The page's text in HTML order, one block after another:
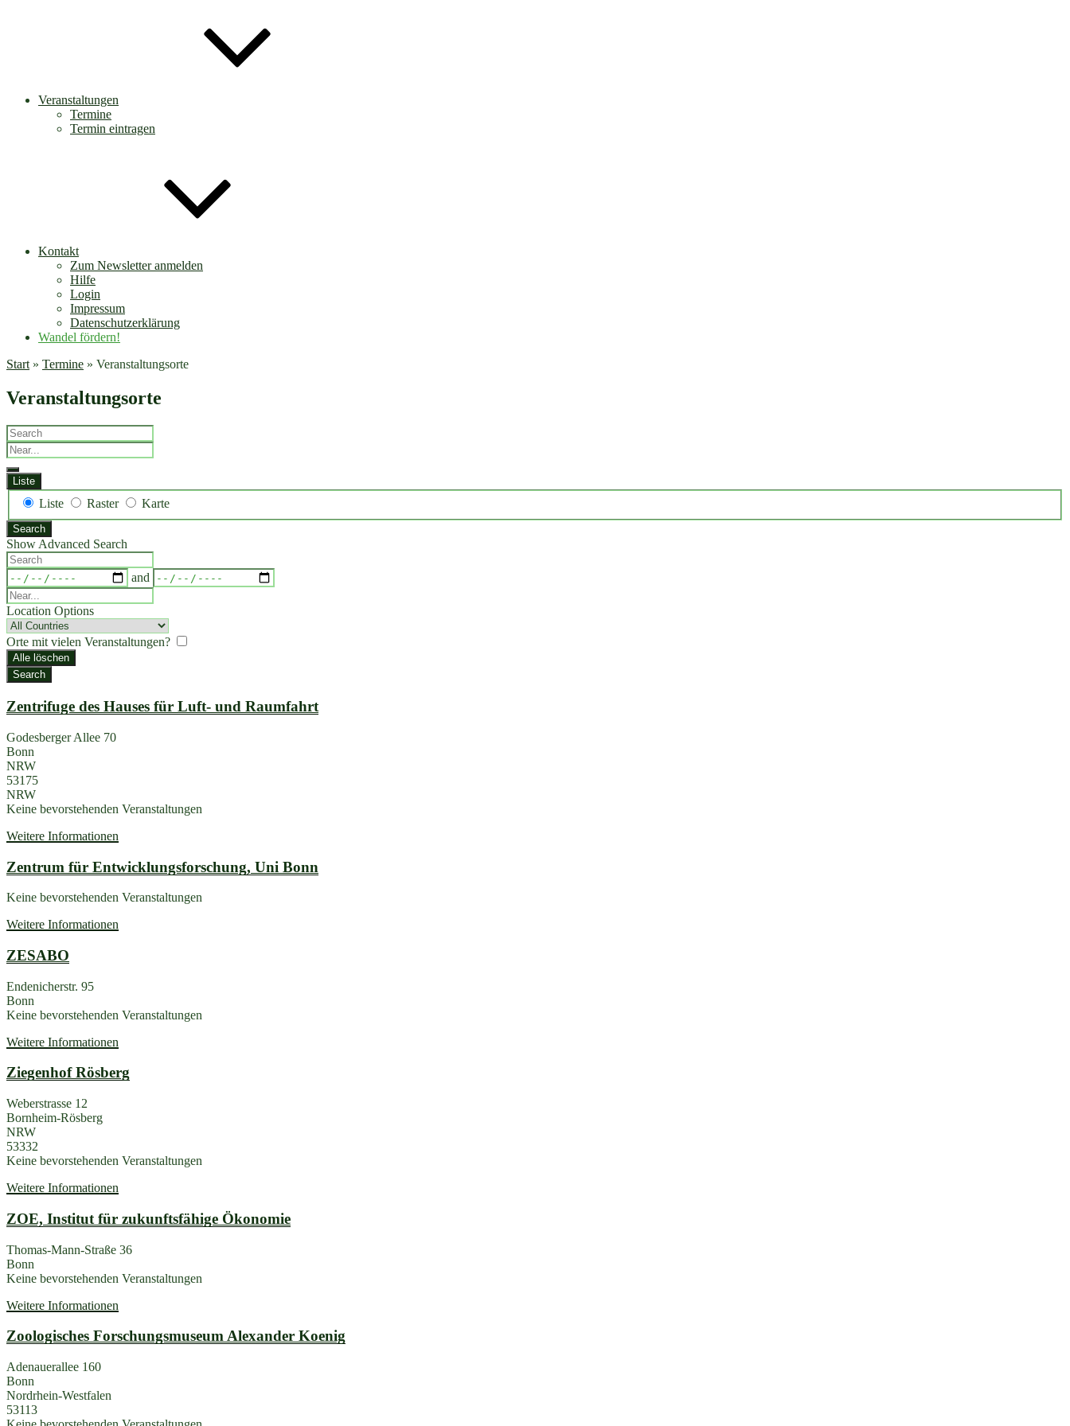
Veranstaltungen
Termine
Termin eintragen
Kontakt
Zum Newsletter anmelden
Hilfe
Login
Impressum
Datenschutzerklärung
Wandel fördern!
Start » Termine » Veranstaltungsorte
Veranstaltungsorte
Search
Near...
Liste
Anzeigetyp
für
Suchergebnisse
Liste Raster Karte
Search
Show Advanced Search
Search
Dates
and
Near...
Location Options
Country
Orte mit vielen Veranstaltungen?
Alle löschen
Search
Zentrifuge des Hauses für Luft- und Raumfahrt
Godesberger Allee 70
Bonn
NRW
53175
NRW
Keine bevorstehenden Veranstaltungen
Weitere Informationen
Zentrum für Entwicklungsforschung, Uni Bonn
Keine bevorstehenden Veranstaltungen
Weitere Informationen
ZESABO
Endenicherstr. 95
Bonn
Keine bevorstehenden Veranstaltungen
Weitere Informationen
Ziegenhof Rösberg
Weberstrasse 12
Bornheim-Rösberg
NRW
53332
Keine bevorstehenden Veranstaltungen
Weitere Informationen
ZOE, Institut für zukunftsfähige Ökonomie
Thomas-Mann-Straße 36
Bonn
Keine bevorstehenden Veranstaltungen
Weitere Informationen
Zoologisches Forschungsmuseum Alexander Koenig
Adenauerallee 160
Bonn
Nordrhein-Westfalen
53113